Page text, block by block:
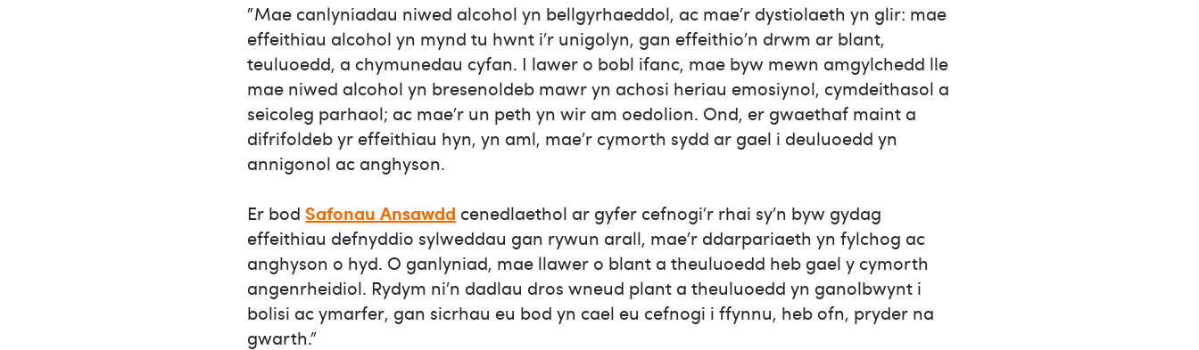
"Mae canlyniadau niwed alcohol yn bellgyrhaeddol, ac mae’r dystiolaeth yn glir: mae
effeithiau alcohol yn mynd tu hwnt i’r unigolyn, gan effeithio’n drwm ar blant,
teuluoedd, a chymunedau cyfan. I lawer o bobl ifanc, mae byw mewn amgylchedd lle
mae niwed alcohol yn bresenoldeb mawr yn achosi heriau emosiynol, cymdeithasol a
seicoleg parhaol; ac mae’r un peth yn wir am oedolion. Ond, er gwaethaf maint a
difrifoldeb yr effeithiau hyn, yn aml, mae’r cymorth sydd ar gael i deuluoedd yn
annigonol ac anghyson.
Er bod Safonau Ansawdd cenedlaethol ar gyfer cefnogi’r rhai sy’n byw gydag
effeithiau defnyddio sylweddau gan rywun arall, mae’r ddarpariaeth yn fylchog ac
anghyson o hyd. O ganlyniad, mae llawer o blant a theuluoedd heb gael y cymorth
angenrheidiol. Rydym ni’n dadlau dros wneud plant a theuluoedd yn ganolbwynt i
bolisi ac ymarfer, gan sicrhau eu bod yn cael eu cefnogi i ffynnu, heb ofn, pryder na
gwarth."